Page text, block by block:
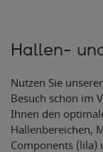
Hallen-
Nutzen Sie
Besuch schon im
Ihnen den
Hallenbereichen,
Components (lila)